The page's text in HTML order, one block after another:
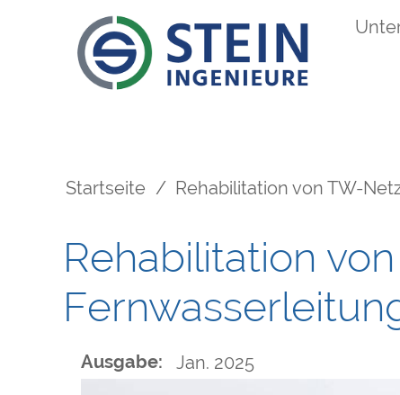
Main
navigation
Startseite Rehabilitation von TW-
Rehabilitation
Ausgabe Jan. 2025